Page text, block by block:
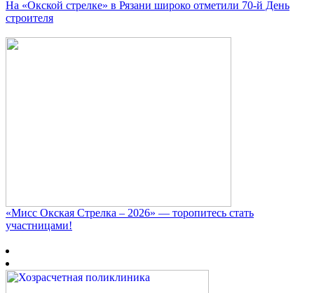
На «Окской стрелке» в Рязани широко отметили 70-й День
строителя
«Мисс Окская Стрелка – 2026» — торопитесь стать
участницами!